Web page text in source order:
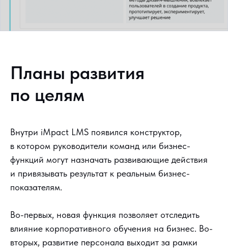
Планы развития
по целям
Внутри iMpact LMS появился конструктор,
в котором руководители команд или бизнес-
функций могут назначать развивающие действия
и привязывать результат к реальным бизнес-
показателям.
Во-первых, новая функция позволяет отследить
влияние корпоративного обучения на бизнес. Во-
вторых, развитие персонала выходит за рамки